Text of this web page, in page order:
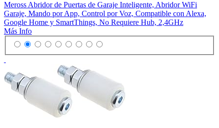
Meross Abridor de Puertas de Garaje Inteligente, Abridor WiFi
Garaje, Mando por App, Control por Voz, Compatible con Alexa,
Google Home y SmartThings, No Requiere Hub, 2,4GHz
Más Info